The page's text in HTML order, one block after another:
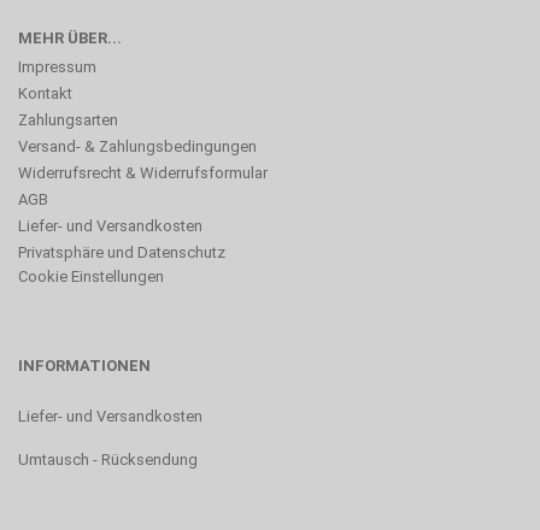
MEHR ÜBER...
Impressum
Kontakt
Zahlungsarten
Versand- & Zahlungsbedingungen
Widerrufsrecht & Widerrufsformular
AGB
Liefer- und Versandkosten
Privatsphäre und Datenschutz
Cookie Einstellungen
INFORMATIONEN
Liefer- und Versandkosten
Umtausch - Rücksendung